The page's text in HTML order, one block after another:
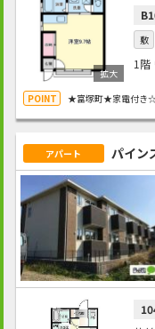
敷
1階
★富塚町★家電付き☆
アパート パイン